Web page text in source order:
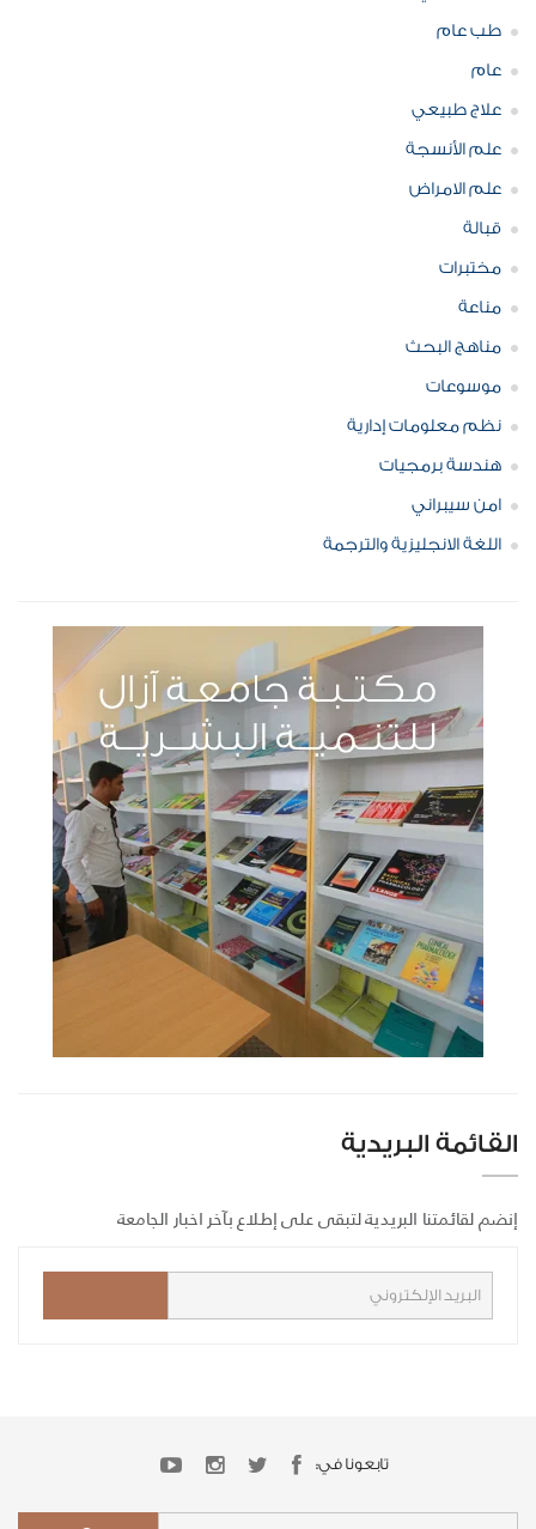
طب عام
عام
علاج طبيعي
علم الأنسجة
علم الامراض
قبالة
مختبرات
مناعة
مناهج البحث
موسوعات
نظم معلومات إدارية
هندسة برمجيات
امن سيبراني
اللغة الانجليزية والترجمة
القائمة البريدية
إنضم لقائمتنا البريدية لتبقى على إطلاع بآخر اخبار الجامعة
تابعونا في: